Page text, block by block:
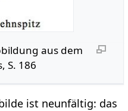
aus dem
S. 186
ist neunfältig: das